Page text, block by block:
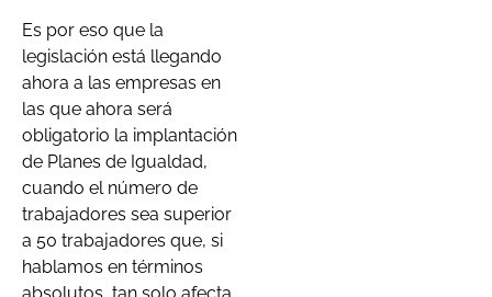
Es por eso que la
legislación está llegando
ahora a las empresas en
las que ahora será
obligatorio la implantación
de Planes de Igualdad,
cuando el número de
trabajadores sea superior
a 50 trabajadores que, si
hablamos en términos